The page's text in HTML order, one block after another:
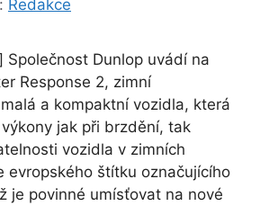
Redakce
Společnost Dunlop uvádí na
Response 2, zimní
a kompaktní vozidla, která
jak při brzdění, tak
vozidla v zimních
evropského štítku označujícího
je povinné umísťovat na nové